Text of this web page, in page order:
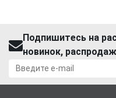
Подпишитесь на
новинок,